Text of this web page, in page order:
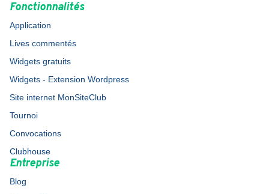
Fonctionnalités
Application
Lives commentés
Widgets gratuits
Widgets - Extension Wordpress
Site internet MonSiteClub
Tournoi
Convocations
Clubhouse
Entreprise
Blog